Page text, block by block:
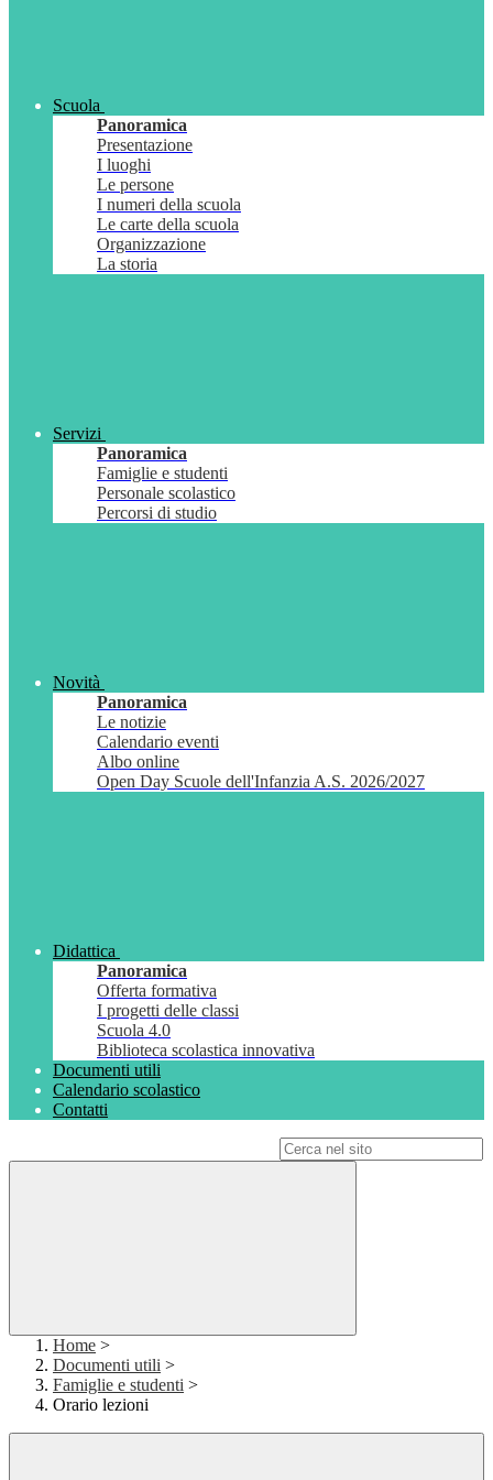
Scuola
Panoramica
Presentazione
I luoghi
Le persone
I numeri della scuola
Le carte della scuola
Organizzazione
La storia
Servizi
Panoramica
Famiglie e studenti
Personale scolastico
Percorsi di studio
Novità
Panoramica
Le notizie
Calendario eventi
Albo online
Open Day Scuole dell'Infanzia A.S. 2026/2027
Didattica
Panoramica
Offerta formativa
I progetti delle classi
Scuola 4.0
Biblioteca scolastica innovativa
Documenti utili
Calendario scolastico
Contatti
Home >
Documenti utili >
Famiglie e studenti >
Orario lezioni